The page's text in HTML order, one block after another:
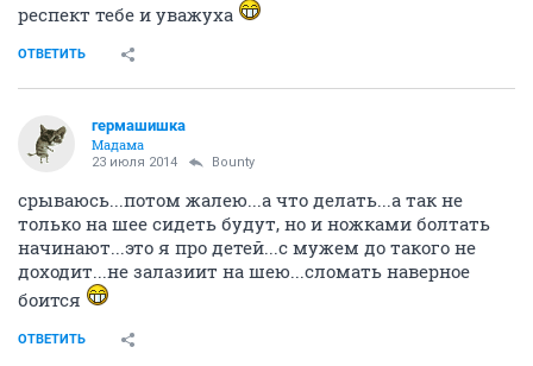
респект тебе и уважуха
ОТВЕТИТЬ
гермашишка
Мадама
23 июля 2014 Bounty
срываюсь...потом жалею...а что делать...а так не
только на шее сидеть будут, но и ножками болтать
начинают...это я про детей...с мужем до такого не
доходит...не залазиит на шею...сломать наверное
боится
ОТВЕТИТЬ